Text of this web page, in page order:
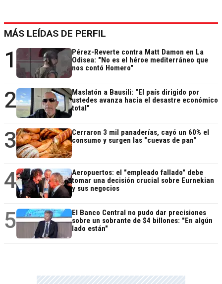
MÁS LEÍDAS DE PERFIL
1
Pérez-Reverte contra Matt Damon en La
Odisea: "No es el héroe mediterráneo que
nos contó Homero"
2
Maslatón a Bausili: "El país dirigido por
ustedes avanza hacia el desastre económico
total"
3
Cerraron 3 mil panaderías, cayó un 60% el
consumo y surgen las "cuevas de pan"
4
Aeropuertos: el "empleado fallado" debe
tomar una decisión crucial sobre Eurnekian
y sus negocios
5
El Banco Central no pudo dar precisiones
sobre un sobrante de $4 billones: "En algún
lado están"